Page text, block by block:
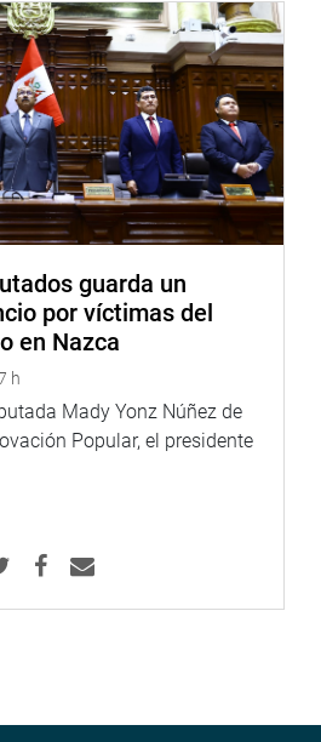
se evitará la cantidad de
de prepararnos con
contagios, menos posibilidad de
Wilson Soto Palacios (AP) y
sus respectivas propuestas
rehabilitación de la salud
y para declarar de interés
el mejoramiento y
Monge (Juliaca, Puno),
guarda un
por víctimas del
en Nazca
h
Mady Yonz Núñez de
Popular, el presidente